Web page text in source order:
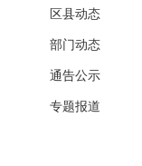
区县动态
部门动态
通告公示
专题报道